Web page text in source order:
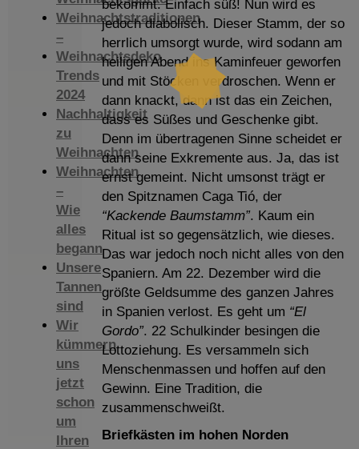
Weihnachtstraditionen
–
Weihnachtsdeko
Trends
2024
Nachhaltigkeit
zu
Weihnachten
Weihnachten
–
Wie
alles
begann
Unsere
Tannen
sind
Wir
kümmern
uns
jetzt
schon
um
Ihren
bekommt. Einfach süß! Nun wird es
jedoch diabolisch. Dieser Stamm, der so
herrlich umsorgt wurde, wird sodann am
heiligen Abend ins Kaminfeuer geworfen
und mit Stöcken verdroschen. Wenn er
dann knackt, dann ist das ein Zeichen,
dass es Süßes und Geschenke gibt.
Denn im übertragenen Sinne scheidet er
dann seine Exkremente aus. Ja, das ist
ernst gemeint. Nicht umsonst trägt er
den Spitznamen Caga Tió, der
“Kackende Baumstamm”. Kaum ein
Ritual ist so gegensätzlich, wie dieses.
Das war jedoch noch nicht alles von den
Spaniern. Am 22. Dezember wird die
größte Geldsumme des ganzen Jahres
in Spanien verlost. Es geht um “El
Gordo”. 22 Schulkinder besingen die
Lottoziehung. Es versammeln sich
Menschenmassen und hoffen auf den
Gewinn. Eine Tradition, die
zusammenschweißt.
Briefkästen im hohen Norden